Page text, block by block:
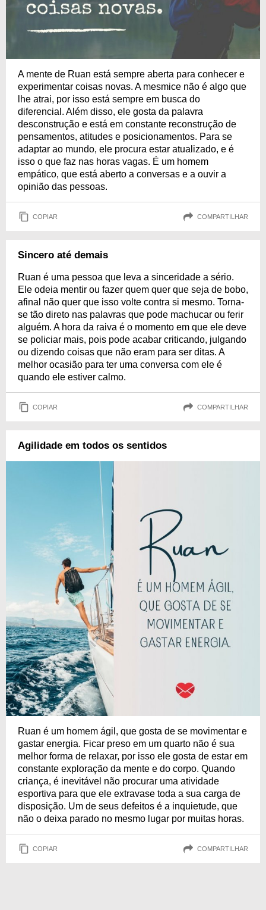
A mente de Ruan está sempre aberta para conhecer e
experimentar coisas novas. A mesmice não é algo que
lhe atrai, por isso está sempre em busca do
diferencial. Além disso, ele gosta da palavra
desconstrução e está em constante reconstrução de
pensamentos, atitudes e posicionamentos. Para se
adaptar ao mundo, ele procura estar atualizado, e é
isso o que faz nas horas vagas. É um homem
empático, que está aberto a conversas e a ouvir a
opinião das pessoas.
COPIAR COMPARTILHAR
Sincero até demais
Ruan é uma pessoa que leva a sinceridade a sério.
Ele odeia mentir ou fazer quem quer que seja de bobo,
afinal não quer que isso volte contra si mesmo. Torna-
se tão direto nas palavras que pode machucar ou ferir
alguém. A hora da raiva é o momento em que ele deve
se policiar mais, pois pode acabar criticando, julgando
ou dizendo coisas que não eram para ser ditas. A
melhor ocasião para ter uma conversa com ele é
quando ele estiver calmo.
COPIAR COMPARTILHAR
Agilidade em todos os sentidos
Ruan é um homem ágil, que gosta de se movimentar e
gastar energia. Ficar preso em um quarto não é sua
melhor forma de relaxar, por isso ele gosta de estar em
constante exploração da mente e do corpo. Quando
criança, é inevitável não procurar uma atividade
esportiva para que ele extravase toda a sua carga de
disposição. Um de seus defeitos é a inquietude, que
não o deixa parado no mesmo lugar por muitas horas.
COPIAR COMPARTILHAR